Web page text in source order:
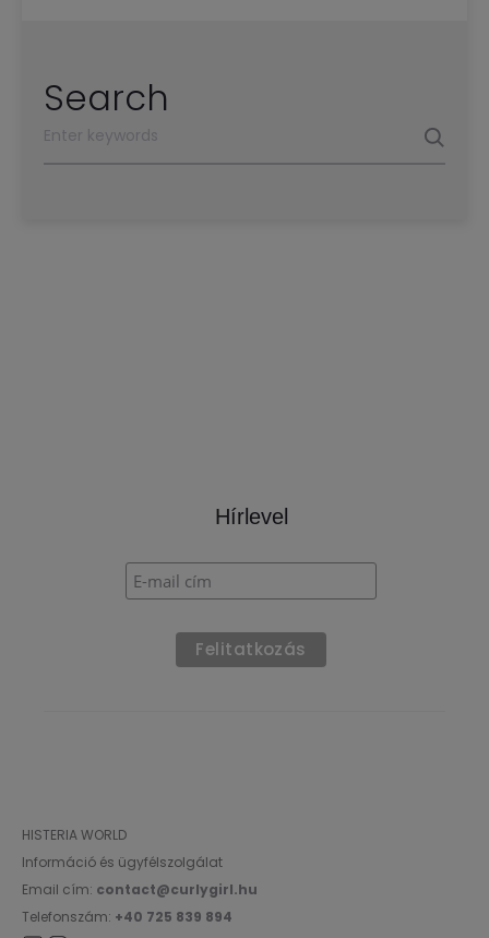
Search
Hírlevel
HISTERIA WORLD
Információ és ügyfélszolgálat
Email cím: contact@curlygirl.hu
Telefonszám: +40 725 839 894